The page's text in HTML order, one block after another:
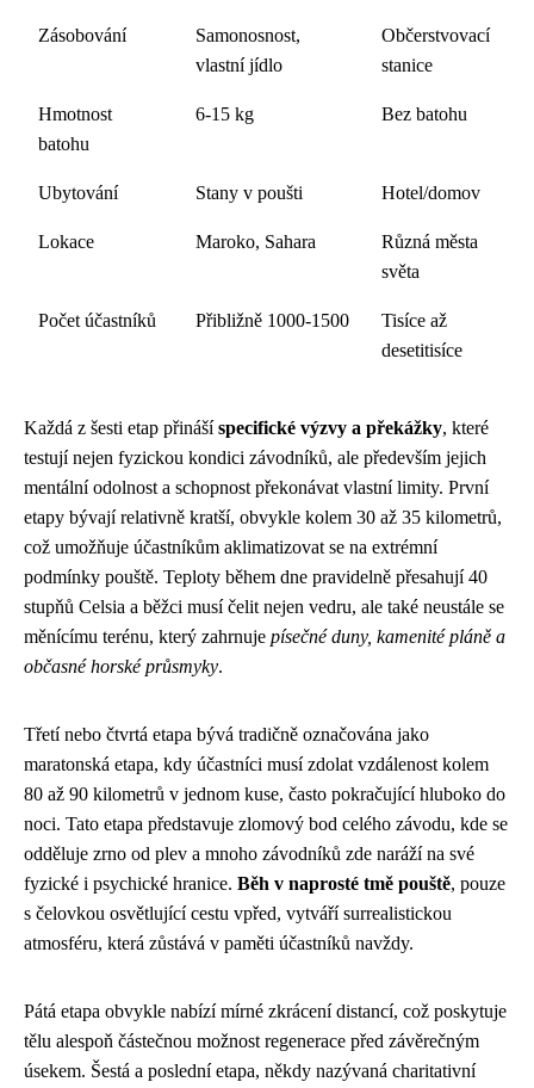
Zásobování
Samonosnost,
vlastní jídlo
Občerstvovací
stanice
Hmotnost
batohu
6-15 kg Bez batohu
Ubytování Stany v poušti Hotel/domov
Lokace Maroko, Sahara
Různá města
světa
Počet účastníků Přibližně 1000-1500
Tisíce až
desetitisíce
Každá z šesti etap přinášíspecifické výzvy a překážky, které
testují nejen fyzickou kondici závodníků, ale především jejich
mentální odolnost a schopnost překonávat vlastní limity. První
etapy bývají relativně kratší, obvykle kolem 30 až 35 kilometrů,
což umožňuje účastníkům aklimatizovat se na extrémní
podmínky pouště. Teploty během dne pravidelně přesahují 40
stupňů Celsia a běžci musí čelit nejen vedru, ale také neustále se
měnícímu terénu, který zahrnuje písečné duny, kamenité pláně a
občasné horské průsmyky.
Třetí nebo čtvrtá etapa bývá tradičně označována jako
maratonská etapa, kdy účastníci musí zdolat vzdálenost kolem
80 až 90 kilometrů v jednom kuse, často pokračující hluboko do
noci. Tato etapa představuje zlomový bod celého závodu, kde se
odděluje zrno od plev a mnoho závodníků zde naráží na své
fyzické i psychické hranice. Běh v naprosté tmě pouště, pouze
s čelovkou osvětlující cestu vpřed, vytváří surrealistickou
atmosféru, která zůstává v paměti účastníků navždy.
Pátá etapa obvykle nabízí mírné zkrácení distancí, což poskytuje
tělu alespoň částečnou možnost regenerace před závěrečným
úsekem. Šestá a poslední etapa, někdy nazývaná charitativní